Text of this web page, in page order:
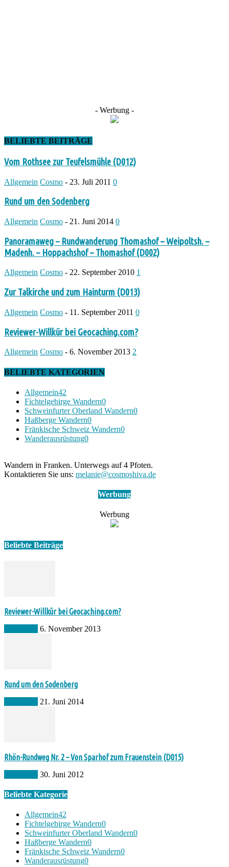
- Werbung -
BELIEBTE BEITRÄGE
Vom Rothsee zur Teufelsmühle (D012)
Allgemein Cosmo - 23. Juli 2011 0
Rund um den Sodenberg
Allgemein Cosmo - 21. Juni 2014 0
Panoramaweg – Rundwanderung Thomashof – Weipoltsh. –
Madenh. – Hoppachshof – Thomashof (D002)
Allgemein Cosmo - 22. September 2010 1
Zur Talkirche und zum Hainturm (D013)
Allgemein Cosmo - 11. September 2011 0
Reviewer-Willkür bei Geocaching.com?
Allgemein Cosmo - 6. November 2013 2
BELIEBTE KATEGORIEN
Allgemein42
Fichtelgebirge Wandern0
Schweinfurter Oberland Wandern0
Haßberge Wandern0
Fränkische Schweiz Wandern0
Wanderausrüstung0
Wandern in Franken. Unterwegs auf 4 Pfoten.
Kontaktieren Sie uns: melanie@cosmoshiva.de
Werbung
Werbung
Beliebte Beiträge
Reviewer-Willkür bei Geocaching.com?
6. November 2013
Rund um den Sodenberg
21. Juni 2014
Rhön-Rundweg Nr. 2 – Von Sparhof zum Frauenstein (D015)
30. Juni 2012
Beliebte Kategorie
Allgemein42
Fichtelgebirge Wandern0
Schweinfurter Oberland Wandern0
Haßberge Wandern0
Fränkische Schweiz Wandern0
Wanderausrüstung0